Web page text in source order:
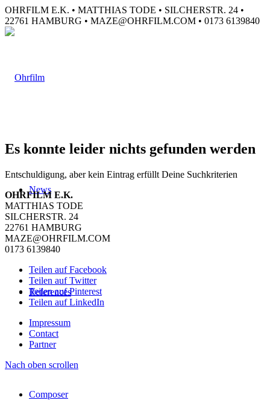
OHRFILM E.K. • MATTHIAS TODE • SILCHERSTR. 24 •
22761 HAMBURG • MAZE@OHRFILM.COM • 0173 6139840
News
References
Composer
Es konnte leider nichts gefunden werden
Entschuldigung, aber kein Eintrag erfüllt Deine Suchkriterien
OHRFILM E.K.
MATTHIAS TODE
SILCHERSTR. 24
22761 HAMBURG
MAZE@OHRFILM.COM
0173 6139840
Teilen auf Facebook
Teilen auf Twitter
Teilen auf Pinterest
Teilen auf LinkedIn
Impressum
Contact
Partner
Nach oben scrollen